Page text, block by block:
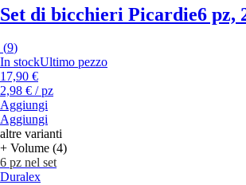
Set di bicchieri Picardie6 pz,
(9)
In stockUltimo pezzo
17,90 €
2,98 € / pz
Aggiungi
Aggiungi
altre varianti
+ Volume (4)
6 pz nel set
Duralex